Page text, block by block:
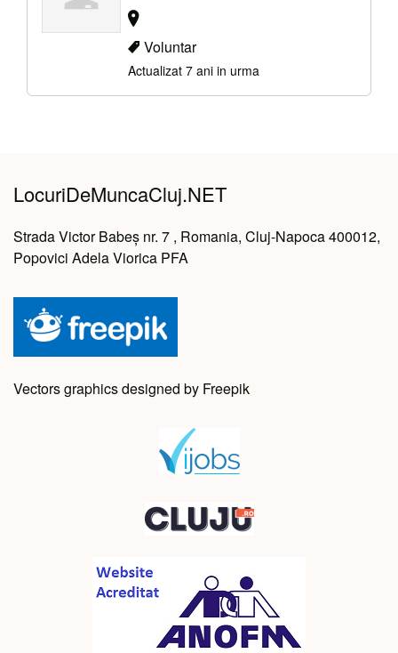
Voluntar
Actualizat 7 ani in urma
LocuriDeMuncaCluj.NET
Strada Victor Babeș nr. 7 , Romania, Cluj-Napoca 400012,
Popovici Adela Viorica PFA
Vectors graphics designed by Freepik